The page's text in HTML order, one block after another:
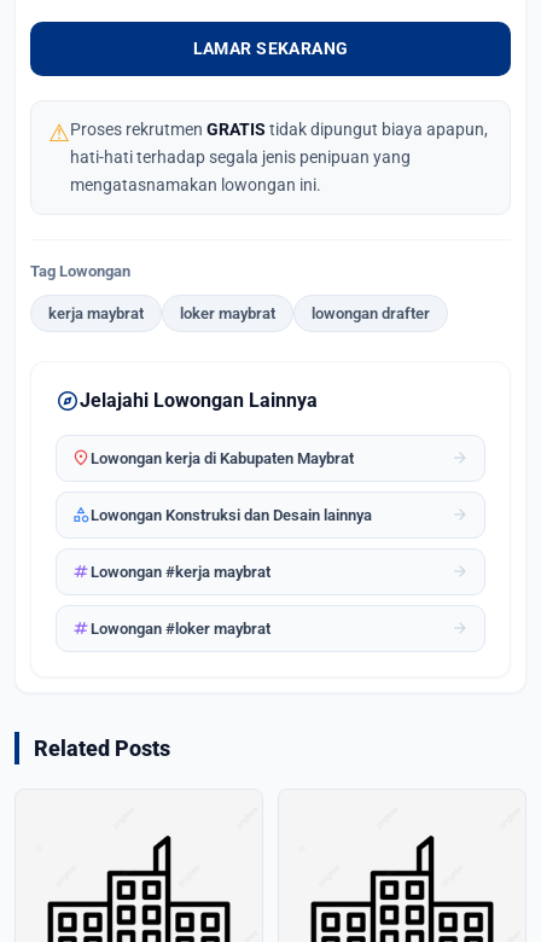
LAMAR SEKARANG
⚠Proses rekrutmen GRATIS tidak dipungut biaya apapun,
hati-hati terhadap segala jenis penipuan yang
mengatasnamakan lowongan ini.
Tag Lowongan
kerja maybrat loker maybrat lowongan drafter
exploreJelajahi Lowongan Lainnya
location_onLowongan kerja di Kabupaten Maybrat arrow_forward
categoryLowongan Konstruksi dan Desain lainnya arrow_forward
tagLowongan #kerja maybrat arrow_forward
tagLowongan #loker maybrat arrow_forward
Related Posts